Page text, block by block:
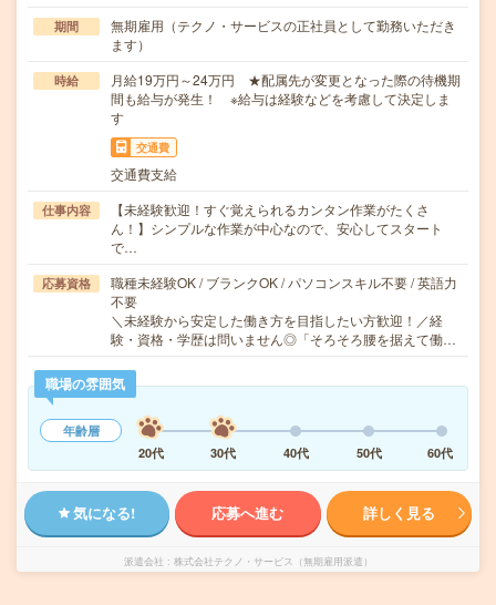
期間
無期雇用（テクノ・サービスの正社員として勤務いただき
ます）
時給
月給19万円～24万円 ★配属先が変更となった際の待機期
間も給与が発生！ ※給与は経験などを考慮して決定しま
す
交通費
交通費支給
仕事内容
【未経験歓迎！すぐ覚えられるカンタン作業がたくさ
ん！】シンプルな作業が中心なので、安心してスタート
で…
応募資格
職種未経験OK / ブランクOK / パソコンスキル不要 / 英語力
不要
＼未経験から安定した働き方を目指したい方歓迎！／経
験・資格・学歴は問いません◎「そろそろ腰を据えて働…
職場の雰囲気
年齢層
20代
30代 40代 50代 60代
気になる! 応募へ進む 詳しく見る
派遣会社 株式会社テクノ・サービス（無期雇用派遣）